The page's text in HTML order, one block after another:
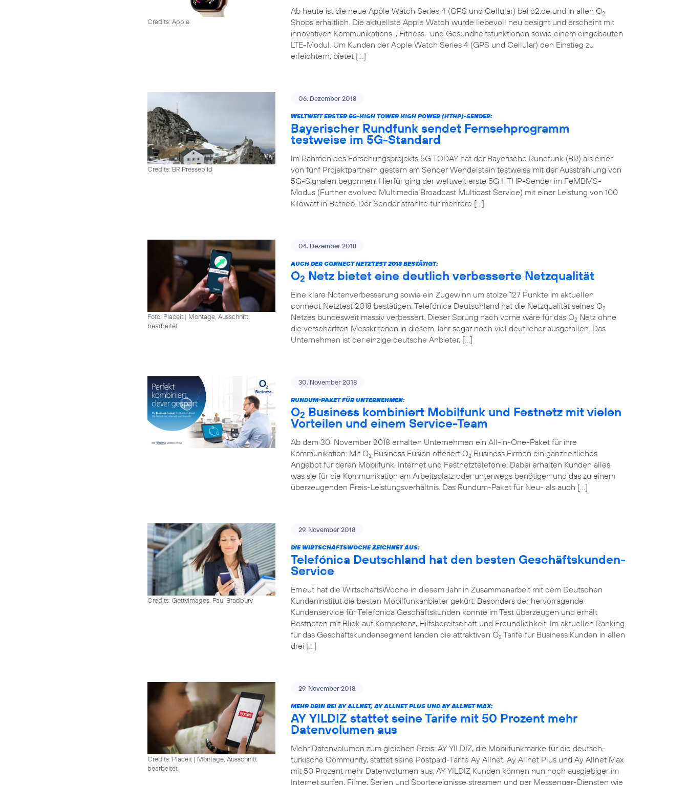
Credits: Apple
Ab heute ist die neue Apple Watch Series 4 (GPS und Cellular) bei o2.de und in allen O2
Shops erhältlich. Die aktuellste Apple Watch wurde liebevoll neu designt und erscheint mit
innovativen Kommunikations-, Fitness- und Gesundheitsfunktionen sowie einem eingebauten
LTE-Modul. Um Kunden der Apple Watch Series 4 (GPS und Cellular) den Einstieg zu
erleichtern, bietet […]
Credits: BR Pressebild
06. Dezember 2018
WELTWEIT ERSTER 5G-HIGH TOWER HIGH POWER (HTHP)-SENDER:
Bayerischer Rundfunk sendet Fernsehprogramm
testweise im 5G-Standard
Im Rahmen des Forschungsprojekts 5G TODAY hat der Bayerische Rundfunk (BR) als einer
von fünf Projektpartnern gestern am Sender Wendelstein testweise mit der Ausstrahlung von
5G-Signalen begonnen. Hierfür ging der weltweit erste 5G HTHP-Sender im FeMBMS-
Modus (Further evolved Multimedia Broadcast Multicast Service) mit einer Leistung von 100
Kilowatt in Betrieb. Der Sender strahlte für mehrere […]
Foto: Placeit | Montage, Ausschnitt
bearbeitet
04. Dezember 2018
AUCH DER CONNECT NETZTEST 2018 BESTÄTIGT:
O2 Netz bietet eine deutlich verbesserte Netzqualität
Eine klare Notenverbesserung sowie ein Zugewinn um stolze 127 Punkte im aktuellen
connect Netztest 2018 bestätigen: Telefónica Deutschland hat die Netzqualität seines O2
Netzes bundesweit massiv verbessert. Dieser Sprung nach vorne wäre für das O2 Netz ohne
die verschärften Messkriterien in diesem Jahr sogar noch viel deutlicher ausgefallen. Das
Unternehmen ist der einzige deutsche Anbieter, […]
30. November 2018
RUNDUM-PAKET FÜR UNTERNEHMEN:
O2 Business kombiniert Mobilfunk und Festnetz mit vielen
Vorteilen und einem Service-Team
Ab dem 30. November 2018 erhalten Unternehmen ein All-in-One-Paket für ihre
Kommunikation: Mit O2 Business Fusion offeriert O2 Business Firmen ein ganzheitliches
Angebot für deren Mobilfunk, Internet und Festnetztelefonie. Dabei erhalten Kunden alles,
was sie für die Kommunikation am Arbeitsplatz oder unterwegs benötigen und das zu einem
überzeugenden Preis-Leistungsverhältnis. Das Rundum-Paket für Neu- als auch […]
Credits: Gettyimages, Paul Bradbury
29. November 2018
DIE WIRTSCHAFTSWOCHE ZEICHNET AUS:
Telefónica Deutschland hat den besten Geschäftskunden-
Service
Erneut hat die WirtschaftsWoche in diesem Jahr in Zusammenarbeit mit dem Deutschen
Kundeninstitut die besten Mobilfunkanbieter gekürt. Besonders der hervorragende
Kundenservice für Telefónica Geschäftskunden konnte im Test überzeugen und erhält
Bestnoten mit Blick auf Kompetenz, Hilfsbereitschaft und Freundlichkeit. Im aktuellen Ranking
für das Geschäftskundensegment landen die attraktiven O2 Tarife für Business Kunden in allen
drei […]
Credits: Placeit | Montage, Ausschnitt
bearbeitet
29. November 2018
MEHR DRIN BEI AY ALLNET, AY ALLNET PLUS UND AY ALLNET MAX:
AY YILDIZ stattet seine Tarife mit 50 Prozent mehr
Datenvolumen aus
Mehr Datenvolumen zum gleichen Preis: AY YILDIZ, die Mobilfunkmarke für die deutsch-
türkische Community, stattet seine Postpaid-Tarife Ay Allnet, Ay Allnet Plus und Ay Allnet Max
mit 50 Prozent mehr Datenvolumen aus. AY YILDIZ Kunden können nun noch ausgiebiger im
Internet surfen, Filme, Serien und Sportereignisse streamen und per Messenger-Diensten wie